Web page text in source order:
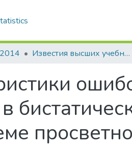
2014 Известия высших учебных заведений. Радиоэлектроника: международный ежемесячный научно-технический журнал, Т. 57, № 3 (621)